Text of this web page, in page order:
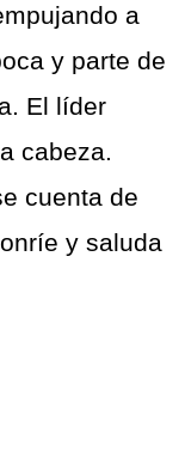
a
y parte de
El líder
cabeza.
cuenta de
y saluda